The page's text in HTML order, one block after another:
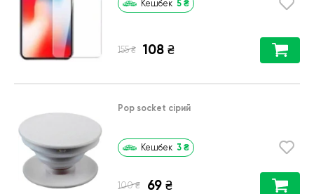
Кешбек 5 ₴
155 ₴ 108 ₴
Pop socket сірий
Кешбек 3 ₴
100 ₴ 69 ₴